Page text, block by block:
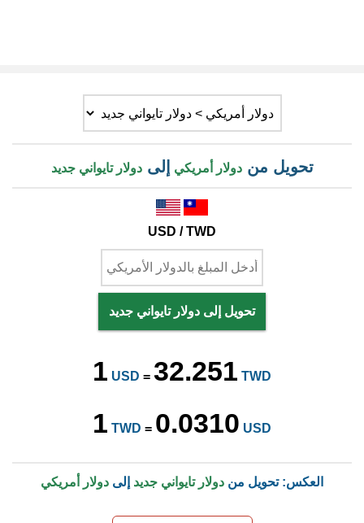
تحويل مندولار أمريكي إلىدولار تايواني جديد
USD / TWD
تحويل إلى دولار تايواني جديد
1 USD = 32.251 TWD
1 TWD = 0.0310 USD
العكس: تحويل من دولار تايواني جديد إلى دولار أمريكي